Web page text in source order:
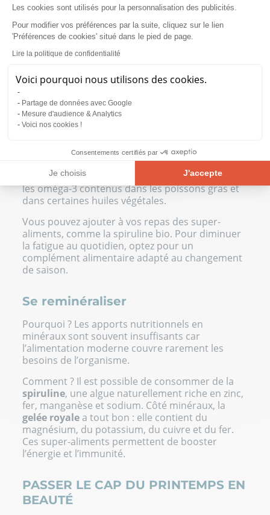
Les cookies sont utilisés pour la personnalisation des publicités.
Pour modifier vos préférences par la suite, cliquez sur le lien
'Préférences de cookies' situé dans le pied de page.
Lire la politique de confidentialité
Voici pourquoi nous utilisons des cookies.
Partage de données avec Google
Mesure d'audience & Analytics
Voici nos cookies !
Consentements certifiés par
Je choisis J'accepte
Axeptio consent
Plateforme de Gestion du Consentement : Personnalisez vos
Notre plateforme vous permet d'adapter et de gérer vos
Commencez par changer progressivement vos
habitudes. Adoptez une alimentation plus saine,
riche en fruits et légumes gorgés devitamines
comme le kiwi, l’ail et le brocoli.
litre d’eau par jour et limitez votre
un « faux carburant », qui a tendance à
sursolliciter l’organisme. Si nécessaire,
remplacez-le par un stimulant naturel, comme le
Portez une attention particulière à vos apports
en protéines et en nutriments essentiels, comme
lesoméga-3contenus dans les poissons gras et
dans certaines huiles végétales.
Vous pouvez ajouter à vos repas des super-
aliments, comme la spiruline bio. Pour diminuer
la fatigue au quotidien, optez pour un
complément alimentaire adapté au changement
de saison.
Se reminéraliser
Pourquoi ? Les apports nutritionnels en
minéraux sont souvent insuffisants car
l’alimentation moderne couvre rarement les
besoins de l’organisme.
Comment ? Il est possible de consommer de la
spiruline, une algue naturellement riche en zinc,
fer, manganèse et sodium. Côté minéraux, la
gelée royale a tout bon : elle contient du
magnésium, du potassium, du cuivre et du fer.
Ces super-aliments permettent de booster
l’énergie et l’immunité.
PASSER LE CAP DU PRINTEMPS EN
BEAUTÉ